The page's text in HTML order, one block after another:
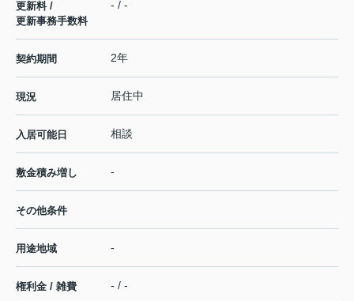
更新料 /
更新事務手数料
- / -
契約期間 2年
現況 居住中
入居可能日 相談
敷金積み増し -
その他条件
用途地域 -
権利金 / 雑費 - / -